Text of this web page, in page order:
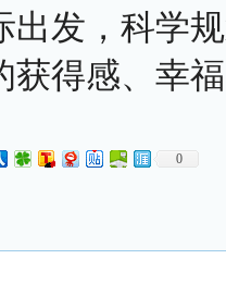
出发，科学
获得感、幸
0